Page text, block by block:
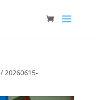
20260615-